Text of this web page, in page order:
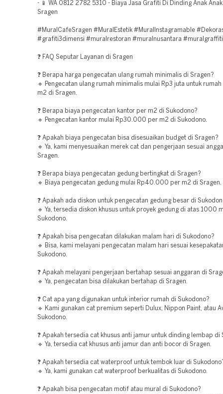
- 📱 WA 0812 2782 5310 - Biaya Jasa Grafiti Di Dinding Anak
Sragen
#MuralCafeSragen #MuralEstetik #MuralInstagramable
#grafiti3dimensi #muralrestoran #muralnusantara
❓ FAQ Seputar Layanan di Sragen
❓ Berapa harga pengecatan ulang rumah minimalis di Sragen?
🔹 Pengecatan ulang rumah minimalis mulai Rp3 juta untuk rumah
m2 di Sragen.
❓ Berapa biaya pengecatan kantor per m2 di Sukodono?
🔹 Pengecatan kantor mulai Rp30.000 per m2 di Sukodono.
❓ Apakah biaya pengecatan bisa disesuaikan budget di Sragen?
🔹 Ya, kami menyesuaikan merek cat dan pengerjaan sesuai
Sragen.
❓ Berapa biaya pengecatan gedung bertingkat di Sragen?
🔹 Biaya pengecatan gedung mulai Rp40.000 per m2 di Sragen.
❓ Apakah ada diskon untuk pengecatan gedung besar di
🔹 Ya, tersedia diskon khusus untuk proyek gedung di atas 1000
Sukodono.
❓ Apakah bisa pengecatan dilakukan malam hari di Sukodono?
🔹 Bisa, kami melayani pengecatan malam hari sesuai
Sukodono.
❓ Apakah melayani pengerjaan bertahap sesuai anggaran di
🔹 Ya, pengecatan bisa dilakukan bertahap di Sragen.
❓ Cat apa yang digunakan untuk interior rumah di Sukodono?
🔹 Kami gunakan cat premium seperti Dulux, Nippon Paint, atau
Sukodono.
❓ Apakah tersedia cat khusus anti jamur untuk dinding lembap di
🔹 Ya, tersedia cat khusus anti jamur dan anti bocor di Sragen.
❓ Apakah tersedia cat waterproof untuk tembok luar di
🔹 Ya, kami gunakan cat waterproof berkualitas di Sukodono.
❓ Apakah bisa pengecatan motif atau mural di Sukodono?